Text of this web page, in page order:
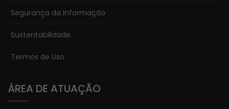
Segurança da Informação
Sustentabilidade
Termos de Uso
ÁREA DE ATUAÇÃO